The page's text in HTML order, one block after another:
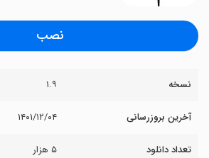
نصب
نسخه ۱.۹
آخرین بروزرسانی ۱۴۰۱/۱۲/۰۴
تعداد دانلود ۵ هزار